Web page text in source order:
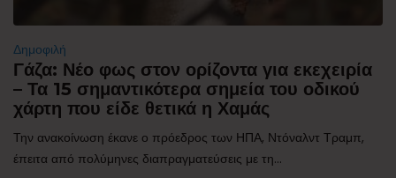
Δημοφιλή
Γάζα: Νέο φως στον ορίζοντα για εκεχειρία
– Τα 15 σημαντικότερα σημεία του οδικού
χάρτη που είδε θετικά η Χαμάς
Την ανακοίνωση έκανε ο πρόεδρος των ΗΠΑ, Ντόναλντ Τραμπ,
έπειτα από πολύμηνες διαπραγματεύσεις με τη...